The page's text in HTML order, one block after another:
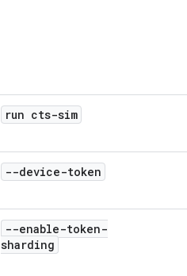
run cts-sim
--device-token
--enable-token-
sharding